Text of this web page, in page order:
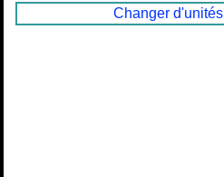
Changer d'unités